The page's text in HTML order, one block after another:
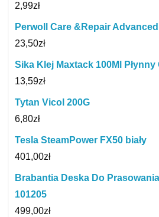
2,99zł
Perwoll Care &Repair
23,50zł
Sika Klej Maxtack 100Ml Płynny
13,59zł
Tytan Vicol 200G
6,80zł
Tesla SteamPower FX50 biały
401,00zł
Brabantia Deska Do
101205
499,00zł